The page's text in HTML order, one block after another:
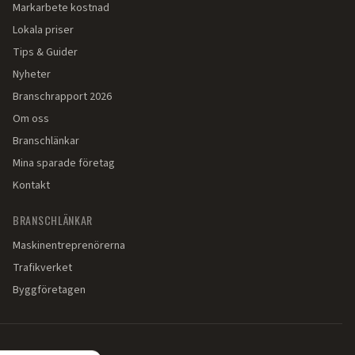
Markarbete kostnad
Lokala priser
Tips & Guider
Nyheter
Branschrapport 2026
Om oss
Branschlänkar
Mina sparade företag
Kontakt
BRANSCHLÄNKAR
Maskinentreprenörerna
Trafikverket
Byggföretagen